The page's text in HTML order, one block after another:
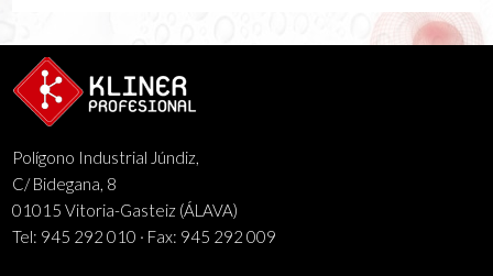
Polígono Industrial Júndiz,
C/ Bidegana, 8
01015 Vitoria-Gasteiz (ÁLAVA)
Tel: 945 292 010 · Fax: 945 292 009